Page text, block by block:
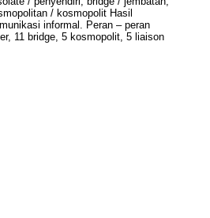
/ kosmopolit Hasil
informal. Peran – peran
11 bridge, 5 kosmopolit, 5 liaison